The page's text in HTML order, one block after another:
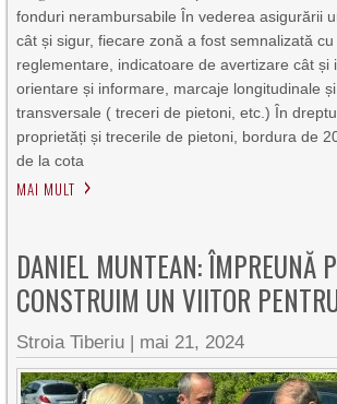
fonduri nerambursabile În vederea asigurării
cât și sigur, fiecare zonă a fost semnalizată
reglementare, indicatoare de avertizare cât și
orientare și informare, marcaje longitudinale
transversale ( treceri de pietoni, etc.) În
proprietăți și trecerile de pietoni, bordura de
de la cota
MAI MULT
DANIEL MUNTEAN: ÎMPREUNĂ
CONSTRUIM UN VIITOR
Stroia Tiberiu | mai 21, 2024